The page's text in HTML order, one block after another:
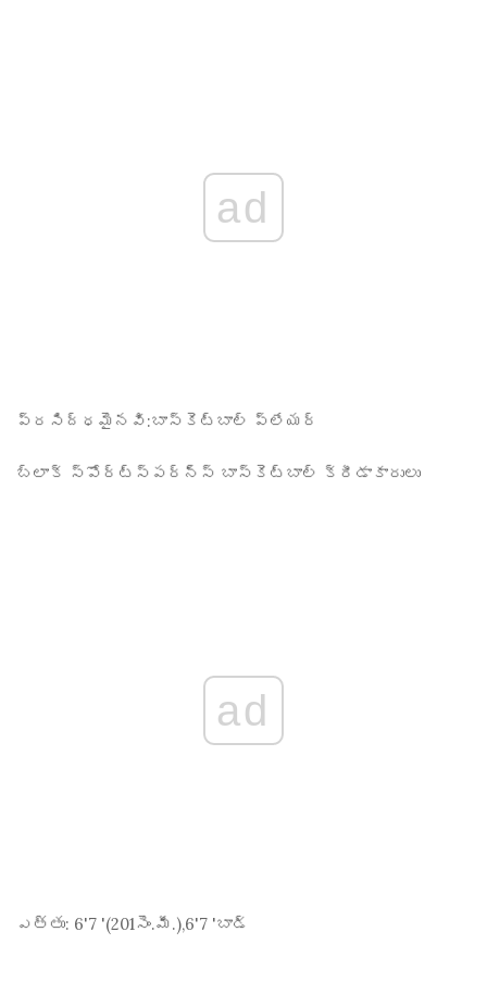
ad
ప్రసిద్ధమైనవి:బాస్కెట్‌బాల్ ప్లేయర్
బ్లాక్ స్పోర్ట్స్పర్న్స్ బాస్కెట్‌బాల్ క్రీడాకారులు
ad
ఎత్తు: 6'7 '(201సెం.మీ.),6'7 'బాడ్